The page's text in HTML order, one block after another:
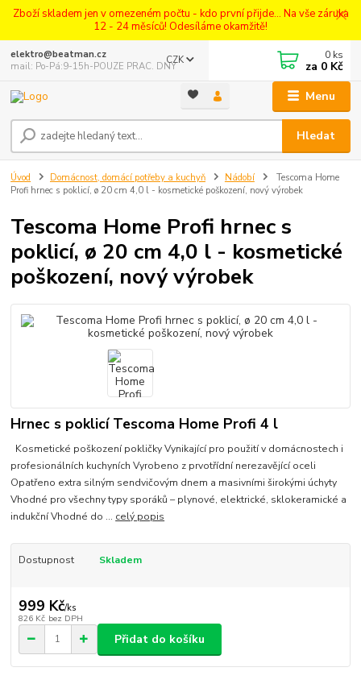
Zboží skladem jen v omezeném počtu - kdo první přijde... Na vše záruka
12 - 24 měsíců! Odesíláme okamžitě!
Menu
CZK
Hledat
elektro@beatman.cz
mail: Po-Pá:9-15h-POUZE PRAC. DNY
0 ks
za 0 Kč
Úvod Domácnost, domácí potřeby a kuchyň Nádobí
Tescoma Home
Profi hrnec s poklicí, ø 20 cm 4,0 l - kosmetické poškození, nový výrobek
Tescoma Home Profi hrnec s
poklicí, ø 20 cm 4,0 l - kosmetické
poškození, nový výrobek
Hrnec s poklicí Tescoma Home Profi 4 l
Kosmetické poškození pokličky Vynikající pro použití v domácnostech i
profesionálních kuchyních Vyrobeno z prvotřídní nerezavějící oceli
Opatřeno extra silným sendvičovým dnem a masivními širokými úchyty
Vhodné pro všechny typy sporáků – plynové, elektrické, sklokeramické a
indukční Vhodné do ... celý popis
Dostupnost Skladem
999 Kč/ks
826 Kč bez DPH
Přidat do košíku